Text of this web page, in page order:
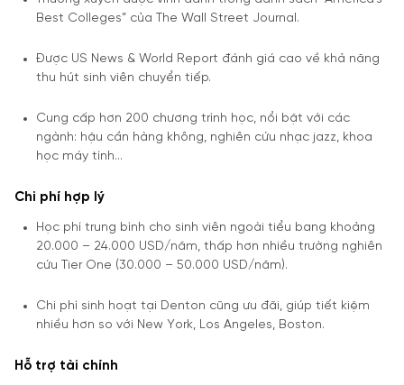
Best Colleges” của The Wall Street Journal.
Được US News & World Report đánh giá cao về khả năng
thu hút sinh viên chuyển tiếp.
Cung cấp hơn 200 chương trình học, nổi bật với các
ngành: hậu cần hàng không, nghiên cứu nhạc jazz, khoa
học máy tính…
Chi phí hợp lý
Học phí trung bình cho sinh viên ngoài tiểu bang khoảng
20.000 – 24.000 USD/năm, thấp hơn nhiều trường nghiên
cứu Tier One (30.000 – 50.000 USD/năm).
Chi phí sinh hoạt tại Denton cũng ưu đãi, giúp tiết kiệm
nhiều hơn so với New York, Los Angeles, Boston.
Hỗ trợ tài chính